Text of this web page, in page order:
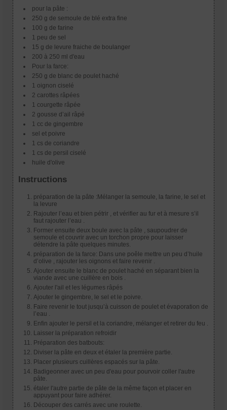
pour la pâte :
250 g de semoule de blé extra fine
100 g de farine
1 peu de sel
15 g de levure fraiche de boulanger
200 à 250 ml d'eau
Pour la farce:
250 g de blanc de poulet haché
1 oignon ciselé
2 carottes râpées
1 courgette râpée
2 gousse d’ail râpé
1 cc de gingembre
sel et poivre
1 cs de coriandre
1 cs de persil ciselé
huile d'olive
Instructions
préparation de la pâte :Mélanger la semoule, la farine, le sel et
la levure
Rajouter l’eau et bien pétrir , et vérifier au fur et à mesure s’il
faut rajouter l’eau .
Former ensuite deux boule avec la pâte , saupoudrer de
semoule et couvrir avec un torchon propre pour laisser
détendre la pâte quelques minutes.
préparation de la farce: Dans une poêle mettre un peu d’huile
d’olive , rajouter les oignons et faire revenir .
Ajouter ensuite le blanc de poulet haché en séparant bien la
viande avec une cuillère en bois .
Ajouter l'ail et les légumes râpés
Ajouter le gingembre, le sel et le poivre.
Faire revenir le tout jusqu’à cuisson de poulet et évaporation de
l’eau .
Enfin ajouter le persil et la coriandre, mélanger et retirer du feu .
Laisser la préparation refroidir
Préparation des batbouts:
Diviser la pâte en deux et étaler la première partie.
Placer plusieurs cuillères espacés sur la pâte.
Badigeonner avec un peu d'eau pour pourvoir coller l'autre
pâte.
étaler l'autre partie de pâte de la même façon et placer en
appuyant pour faire adhérer.
Découper des carrés avec une roulette.